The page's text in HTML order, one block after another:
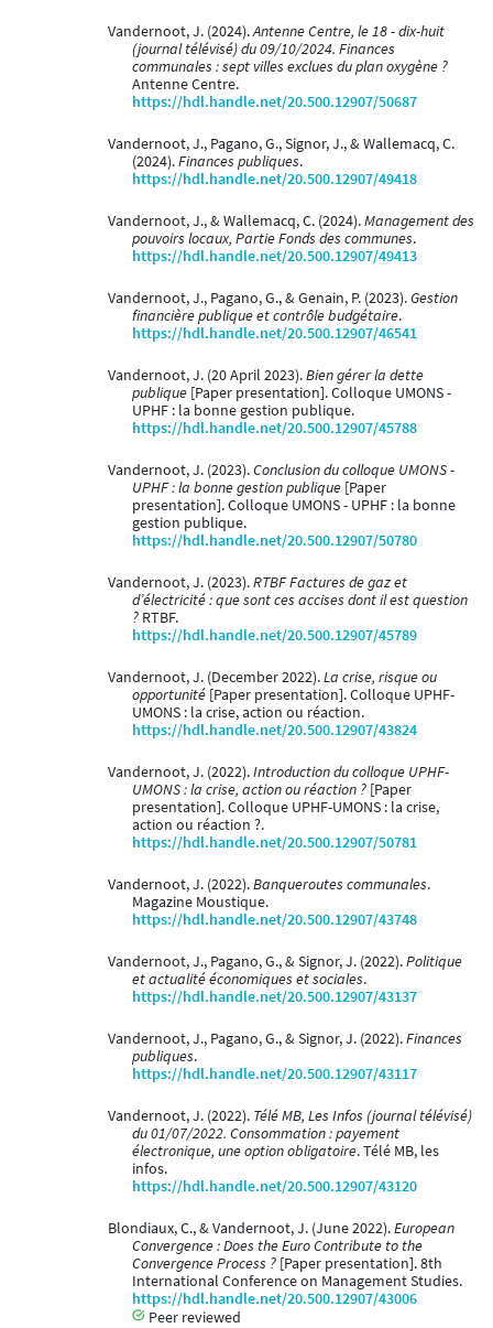
Vandernoot, J. (2024).Antenne Centre, le 18 - dix-huit
(journal télévisé) du 09/10/2024. Finances
communales : sept villes exclues du plan oxygène ?
Antenne Centre.
https://hdl.handle.net/20.500.12907/50687
Vandernoot, J., Pagano, G., Signor, J., & Wallemacq, C.
(2024).Finances publiques.
https://hdl.handle.net/20.500.12907/49418
Vandernoot, J., & Wallemacq, C. (2024).Management des
pouvoirs locaux, Partie Fonds des communes.
https://hdl.handle.net/20.500.12907/49413
Vandernoot, J., Pagano, G., & Genain, P. (2023).Gestion
financière publique et contrôle budgétaire.
https://hdl.handle.net/20.500.12907/46541
Vandernoot, J. (20 April 2023).Bien gérer la dette
publique [Paper presentation]. Colloque UMONS -
UPHF : la bonne gestion publique.
https://hdl.handle.net/20.500.12907/45788
Vandernoot, J. (2023).Conclusion du colloque UMONS -
UPHF : la bonne gestion publique [Paper
presentation]. Colloque UMONS - UPHF : la bonne
gestion publique.
https://hdl.handle.net/20.500.12907/50780
Vandernoot, J. (2023).RTBF Factures de gaz et
d’électricité : que sont ces accises dont il est question
? RTBF.
https://hdl.handle.net/20.500.12907/45789
Vandernoot, J. (December 2022).La crise, risque ou
opportunité [Paper presentation]. Colloque UPHF-
UMONS : la crise, action ou réaction.
https://hdl.handle.net/20.500.12907/43824
Vandernoot, J. (2022).Introduction du colloque UPHF-
UMONS : la crise, action ou réaction ? [Paper
presentation]. Colloque UPHF-UMONS : la crise,
action ou réaction ?.
https://hdl.handle.net/20.500.12907/50781
Vandernoot, J. (2022).Banqueroutes communales.
Magazine Moustique.
https://hdl.handle.net/20.500.12907/43748
Vandernoot, J., Pagano, G., & Signor, J. (2022).Politique
et actualité économiques et sociales.
https://hdl.handle.net/20.500.12907/43137
Vandernoot, J., Pagano, G., & Signor, J. (2022).Finances
publiques.
https://hdl.handle.net/20.500.12907/43117
Vandernoot, J. (2022). Télé MB, Les Infos (journal télévisé)
du 01/07/2022. Consommation : payement
électronique, une option obligatoire. Télé MB, les
infos.
https://hdl.handle.net/20.500.12907/43120
Blondiaux, C., & Vandernoot, J. (June 2022).European
Convergence : Does the Euro Contribute to the
Convergence Process ? [Paper presentation]. 8th
International Conference on Management Studies.
https://hdl.handle.net/20.500.12907/43006
Peer reviewed